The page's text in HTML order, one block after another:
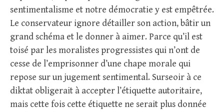
sentimentalisme et notre démocratie y est empêtrée.
Le conservateur ignore détailler son action, bâtir un
grand schéma et le donner à aimer. Parce qu’il est
toisé par les moralistes progressistes qui n’ont de
cesse de l’emprisonner d’une chape morale qui
repose sur un jugement sentimental. Surseoir à ce
diktat obligerait à accepter l’étiquette autoritaire,
mais cette fois cette étiquette ne serait plus donnée